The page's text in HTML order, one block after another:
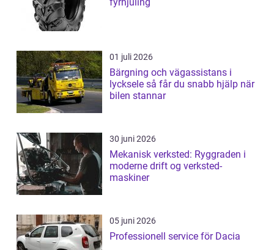
01 juli 2026
Bärgning och vägassistans i
lycksele så får du snabb hjälp när
bilen stannar
30 juni 2026
Mekanisk verksted: Ryggraden i
moderne drift og verksted-
maskiner
05 juni 2026
Professionell service för Dacia